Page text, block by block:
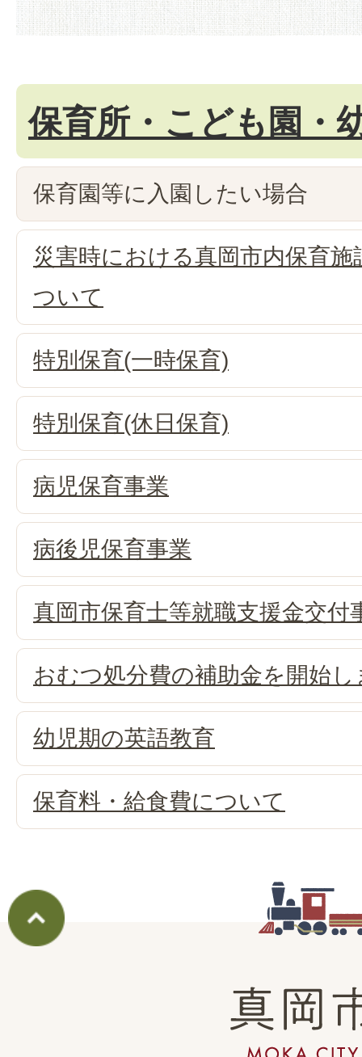
保育所・こども園・
保育園等に入園したい場合
災害時における真岡市内保育
ついて
特別保育(一時保育)
特別保育(休日保育)
病児保育事業
病後児保育事業
真岡市保育士等就職支援金交付
おむつ処分費の補助金を開始
幼児期の英語教育
保育料・給食費について
真
岡